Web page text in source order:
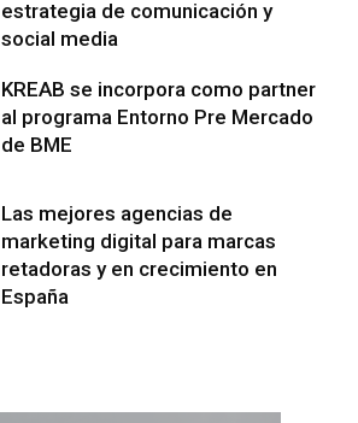
estrategia de comunicación y
social media
KREAB se incorpora como partner
al programa Entorno Pre Mercado
de BME
Las mejores agencias de
marketing digital para marcas
retadoras y en crecimiento en
España